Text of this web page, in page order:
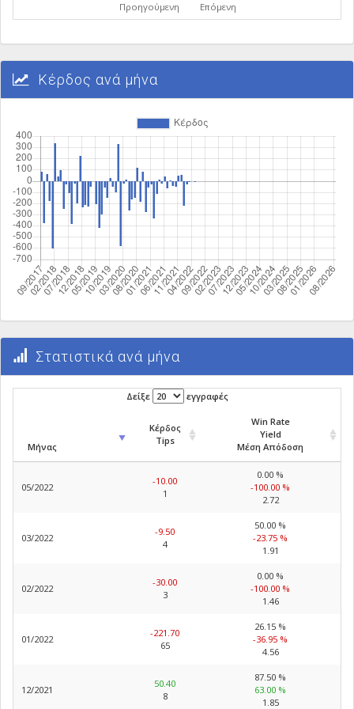
Προηγούμενη Επόμενη
Κέρδος ανά μήνα
Στατιστικά ανά μήνα
Δείξε εγγραφές
Μήνας
Κέρδος
Tips
Win Rate
Yield
Μέση Απόδοση
05/2022
-10.00
1
0.00 %
-100.00 %
2.72
03/2022
-9.50
4
50.00 %
-23.75 %
1.91
02/2022
-30.00
3
0.00 %
-100.00 %
1.46
01/2022
-221.70
65
26.15 %
-36.95 %
4.56
12/2021
50.40
8
87.50 %
63.00 %
1.85